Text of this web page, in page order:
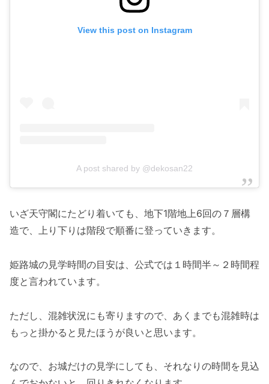
View this post on Instagram
A post shared by @dekosan22
いざ天守閣にたどり着いても、地下1階地上6回の７層構
造で、上り下りは階段で順番に登っていきます。
姫路城の見学時間の目安は、公式では１時間半～２時間程
度と言われています。
ただし、混雑状況にも寄りますので、あくまでも混雑時は
もっと掛かると見たほうが良いと思います。
なので、お城だけの見学にしても、それなりの時間を見込